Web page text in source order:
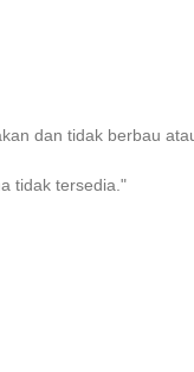
dan tidak berbau
tidak tersedia."